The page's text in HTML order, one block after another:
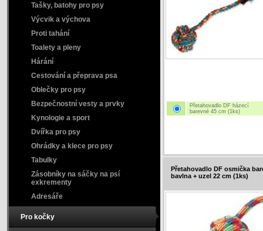
Přetahovadlo DF házecí
barevné 45 cm (1ks)
Přetahovadlo DF osmička
bavlna + uzel 22 cm (1ks)
Tašky, batohy pro psy
Výcvik a výchova
Proti tahání
Toalety a pleny
Hárání
Cestování a přeprava psa
Oblečky pro psy
Bezpečnostní vesty a prvky
Kynologie a sport
Dvířka pro psy
Ohrádky a klece pro psy
Tabulky
Zásobníky na sáčky na psí
exkrementy
Adresáře
Pro kočky